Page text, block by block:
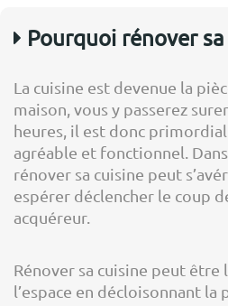
Pourquoi rénover
La cuisine est devenue la
maison, vous y passerez
heures, il est donc
agréable et fonctionnel. Dans
rénover sa cuisine peut
espérer déclencher le coup
acquéreur.
Rénover sa cuisine peut être
l’espace en décloisonnant